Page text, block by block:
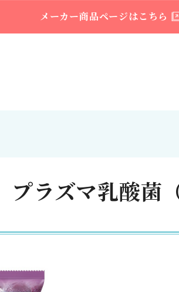
メーカー商品ページはこちら
ラズマ乳酸菌（